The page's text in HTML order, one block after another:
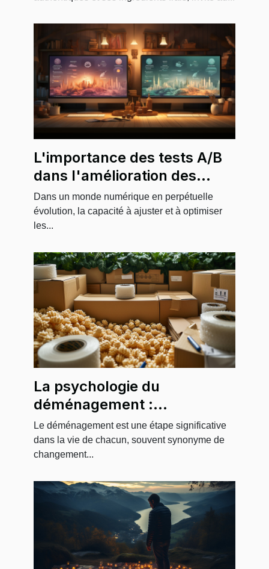
L'importance des tests A/B
dans l'amélioration des
campagnes de marketing
digital
Dans un monde numérique en perpétuelle
évolution, la capacité à ajuster et à optimiser
les...
La psychologie du
déménagement :
l'importance de l'emballage
Le déménagement est une étape significative
dans la vie de chacun, souvent synonyme de
changement...